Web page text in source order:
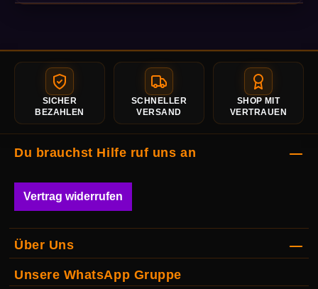
SICHER
BEZAHLEN
SCHNELLER
VERSAND
SHOP MIT
VERTRAUEN
Du brauchst Hilfe ruf uns an
Vertrag widerrufen
Über Uns
Unsere WhatsApp Gruppe